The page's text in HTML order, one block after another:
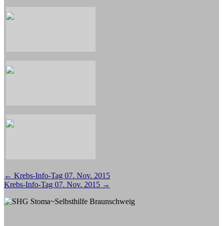
Beitragsnavigation
← Krebs-Info-Tag 07. Nov. 2015
Krebs-Info-Tag 07. Nov. 2015 →